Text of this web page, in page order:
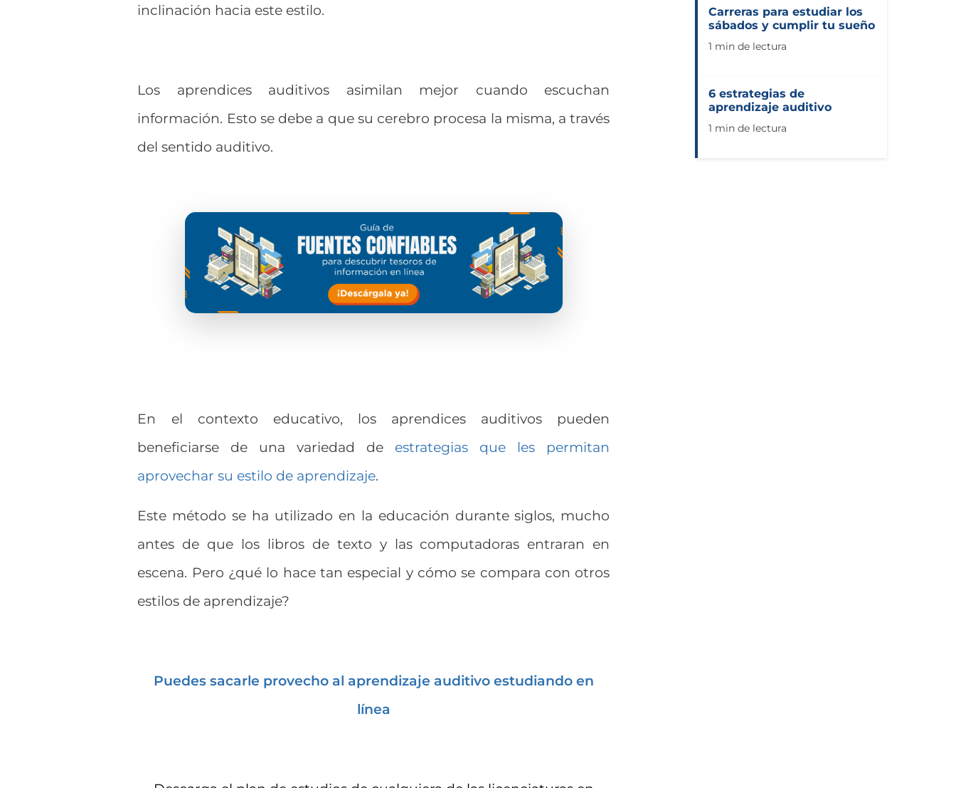
inclinación hacia este estilo.
Los aprendices auditivos asimilan mejor cuando escuchan
información. Esto se debe a que su cerebro procesa la misma, a través
del sentido auditivo.
En el contexto educativo, los aprendices auditivos pueden
beneficiarse de una variedad de estrategias que les permitan
aprovechar su estilo de aprendizaje.
Este método se ha utilizado en la educación durante siglos, mucho
antes de que los libros de texto y las computadoras entraran en
escena. Pero ¿qué lo hace tan especial y cómo se compara con otros
estilos de aprendizaje?
Puedes sacarle provecho al aprendizaje auditivo estudiando en
línea
Carreras para estudiar los
sábados y cumplir tu sueño
1 min de lectura
6 estrategias de
aprendizaje auditivo
1 min de lectura